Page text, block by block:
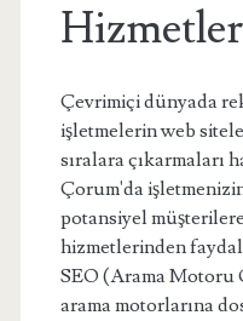
Çevrimiçi dünyada
işletmelerin web
sıralara çıkarmaları
Çorum'da
potansiyel
hizmetlerinden
SEO (Arama Motoru
arama motorlarına